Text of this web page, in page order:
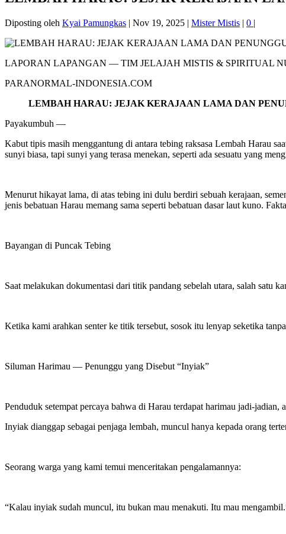
Diposting oleh Kyai Pamungkas | Nov 19, 2025 | Mister Mistis | 0 |
LAPORAN LAPANGAN — TIM JELAJAH MISTIS & SPIRITUAL
PARANORMAL-INDONESIA.COM
LEMBAH HARAU: JEJAK KERAJAAN LAMA DAN
Payakumbuh —
Kabut tipis masih menggantung di antara tebing raksasa Lembah Harau
sunyi biasa, tapi sunyi yang terasa menekan, seperti ada sesuatu yang
Menurut hikayat lama, di atas tebing ini dulu berdiri sebuah kerajaan,
jenis bebatuan Harau memang sama seperti bebatuan dasar laut kuno.
Bayangan di Puncak Tebing
Saat melakukan dokumentasi dari titik pandang sebelah utara, salah satu
Ketika kami arahkan senter ke titik tersebut, sosok itu lenyap seketika
Siluman Harimau — Penunggu yang Disebut “Inyiak”
Penduduk setempat percaya bahwa di Harau terdapat harimau jadi-
Inyiak dianggap sebagai penjaga lembah, muncul hanya kepada orang
Seorang warga yang kami temui menceritakan pengalamannya:
“Kalau inyiak sudah muncul, itu bukan mau menakuti. Itu mau